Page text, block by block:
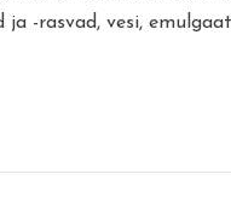
-rasvad, vesi,